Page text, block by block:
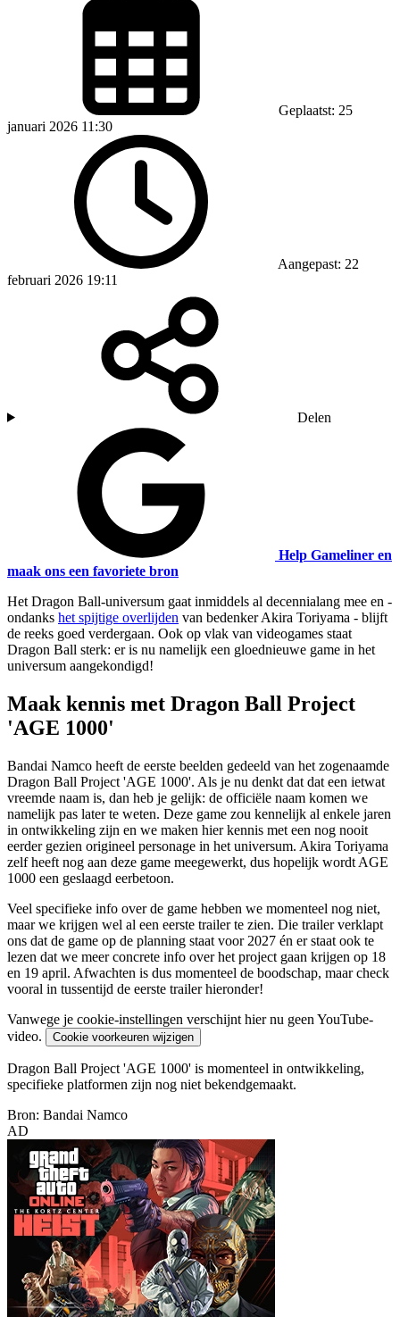
Geplaatst: 25
januari 2026 11:30
Aangepast: 22
februari 2026 19:11
Delen
Help Gameliner en
maak ons een favoriete bron
Het Dragon Ball-universum gaat inmiddels al decennialang mee en -
ondanks het spijtige overlijden van bedenker Akira Toriyama - blijft
de reeks goed verdergaan. Ook op vlak van videogames staat
Dragon Ball sterk: er is nu namelijk een gloednieuwe game in het
universum aangekondigd!
Maak kennis met Dragon Ball Project
'AGE 1000'
Bandai Namco heeft de eerste beelden gedeeld van het zogenaamde
Dragon Ball Project 'AGE 1000'. Als je nu denkt dat dat een ietwat
vreemde naam is, dan heb je gelijk: de officiële naam komen we
namelijk pas later te weten. Deze game zou kennelijk al enkele jaren
in ontwikkeling zijn en we maken hier kennis met een nog nooit
eerder gezien origineel personage in het universum. Akira Toriyama
zelf heeft nog aan deze game meegewerkt, dus hopelijk wordt AGE
1000 een geslaagd eerbetoon.
Veel specifieke info over de game hebben we momenteel nog niet,
maar we krijgen wel al een eerste trailer te zien. Die trailer verklapt
ons dat de game op de planning staat voor 2027 én er staat ook te
lezen dat we meer concrete info over het project gaan krijgen op 18
en 19 april. Afwachten is dus momenteel de boodschap, maar check
vooral in tussentijd de eerste trailer hieronder!
Vanwege je cookie-instellingen verschijnt hier nu geen YouTube-
video.
Cookie voorkeuren wijzigen
Dragon Ball Project 'AGE 1000' is momenteel in ontwikkeling,
specifieke platformen zijn nog niet bekendgemaakt.
Bron: Bandai Namco
AD